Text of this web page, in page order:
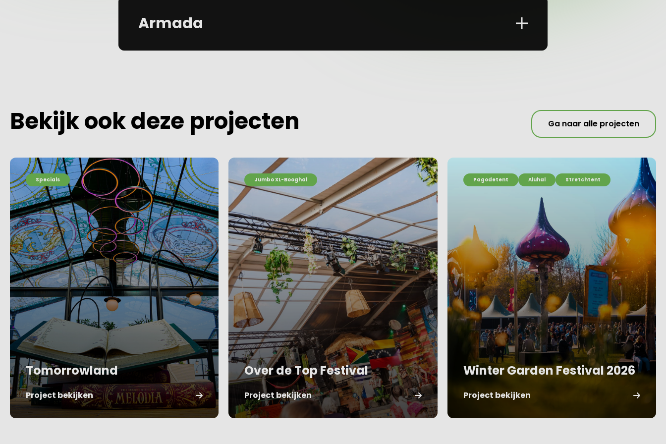
Armada
Bekijk ook deze projecten Ga naar alle projecten
Specials
Tomorrowland
Project bekijken
Jumbo XL-Booghal
Over de Top Festival
Project bekijken
Pagodetent Aluhal Stretchtent
Winter Garden Festival 2026
Project bekijken